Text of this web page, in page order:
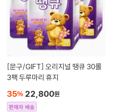
[문구/GIFT]
3팩 두루마리 휴지
35% 22,800원
판매자 배송